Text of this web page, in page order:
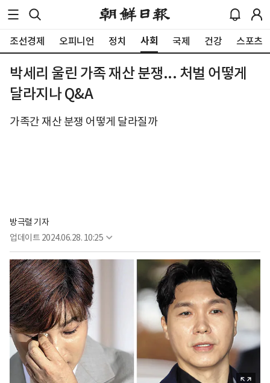
조선경제 오피니언 정치 사회 국제 건강 스포츠
박세리 울린 가족 재산 분쟁... 처벌 어떻게
달라지나 Q&A
가족간 재산 분쟁 어떻게 달라질까
방극렬 기자
업데이트 2024.06.28. 10:25